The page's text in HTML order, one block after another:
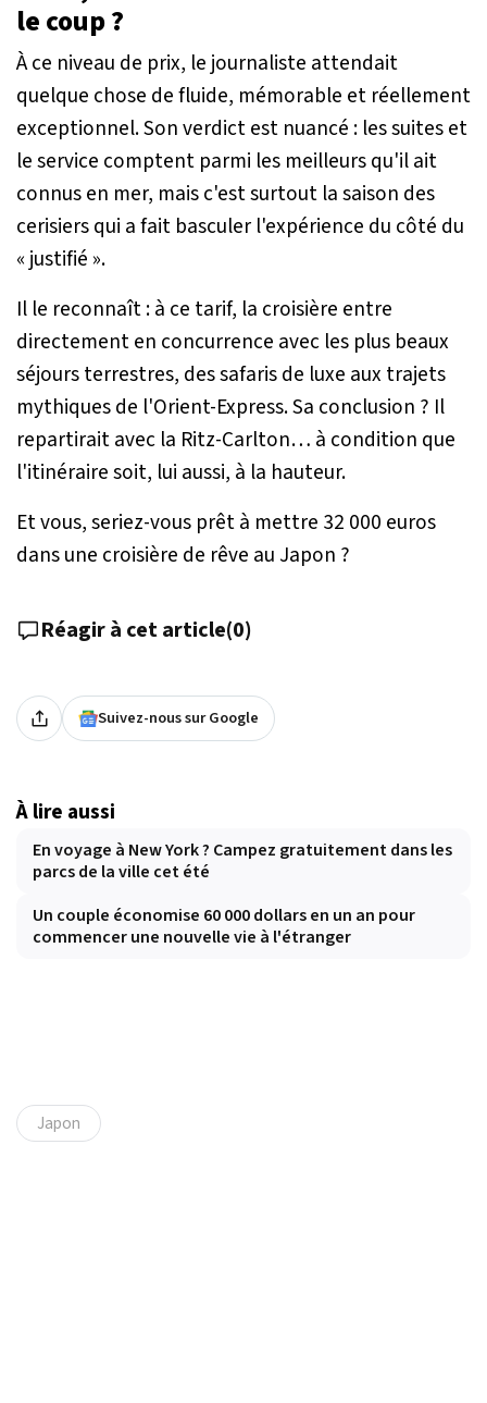
le coup ?
À ce niveau de prix, le journaliste attendait
quelque chose de fluide, mémorable et réellement
exceptionnel. Son verdict est nuancé : les suites et
le service comptent parmi les meilleurs qu'il ait
connus en mer, mais c'est surtout la saison des
cerisiers qui a fait basculer l'expérience du côté du
« justifié ».
Il le reconnaît : à ce tarif, la croisière entre
directement en concurrence avec les plus beaux
séjours terrestres, des safaris de luxe aux trajets
mythiques de l'Orient-Express. Sa conclusion ? Il
repartirait avec la Ritz-Carlton… à condition que
l'itinéraire soit, lui aussi, à la hauteur.
Et vous, seriez-vous prêt à mettre 32 000 euros
dans une croisière de rêve au Japon ?
Réagir à cet article(0)
Suivez-nous sur Google
À lire aussi
En voyage à New York ? Campez gratuitement dans les
parcs de la ville cet été
Un couple économise 60 000 dollars en un an pour
commencer une nouvelle vie à l'étranger
Japon